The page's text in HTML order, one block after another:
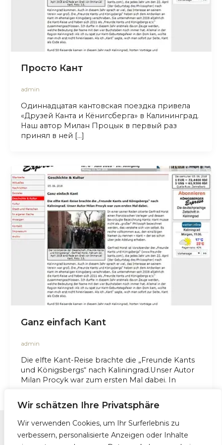
Wir schätzen Ihre Privatsphäre
Wir verwenden Cookies, um Ihr Surferlebnis zu
verbessern, personalisierte Anzeigen oder Inhalte
Просто Кант
admin
Одиннадцатая кантовская поездка привела
«Друзей Канта и Кёнигсберга» в Калининград.
Наш автор Милан Процык в первый раз
принял в ней […]
Ganz einfach Kant
admin
Die elfte Kant-Reise brachte die „Freunde Kants
und Königsbergs“ nach Kaliningrad.Unser Autor
Milan Procyk war zum ersten Mal dabei. In
Kontakt